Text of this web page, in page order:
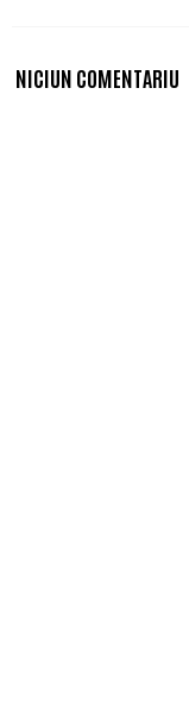
NICIUN COMENTARIU